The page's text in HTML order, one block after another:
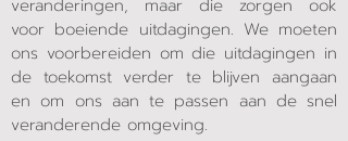
veranderingen, maar die zorgen ook
voor boeiende uitdagingen. We moeten
ons voorbereiden om die uitdagingen in
de toekomst verder te blijven aangaan
en om ons aan te passen aan de snel
veranderende omgeving.